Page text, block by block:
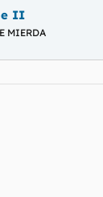
II
MIERDA